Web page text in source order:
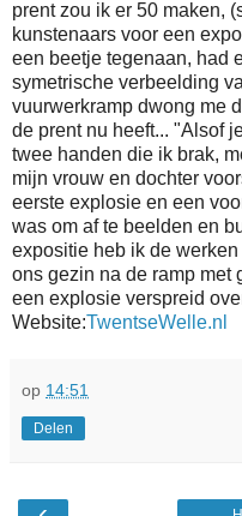
prent zou ik er 50 maken,
kunstenaars voor een
een beetje tegenaan, had
symetrische verbeelding
vuurwerkramp dwong me
de prent nu heeft... "Alsof
twee handen die ik brak,
mijn vrouw en dochter
eerste explosie en een
was om af te beelden en
expositie heb ik de
ons gezin na de ramp met
een explosie verspreid
Website:TwentseWelle.nl
op 14:51
Delen